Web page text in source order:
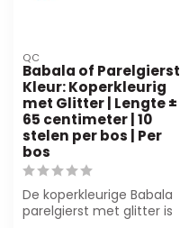
QC
Babala of Parelgierst |
Kleur: Koperkleurig
met Glitter | Lengte ±
65 centimeter | 10
stelen per bos | Per
bos
De koperkleurige Babala
parelgierst met glitter is